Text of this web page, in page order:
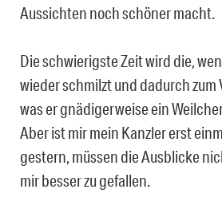
Aussichten noch schöner macht.
Die schwierigste Zeit wird die,
wieder schmilzt und dadurch zum
was er gnädigerweise ein
Aber ist mir mein Kanzler erst
gestern, müssen die Ausblicke
mir besser zu gefallen.